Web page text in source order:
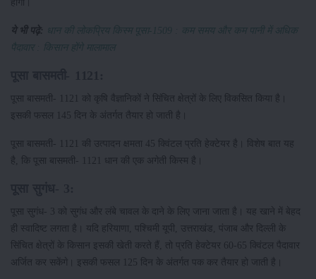
ये भी पढ़े:
धान की लोकप्रिय किस्म पूसा-1509 : कम समय और कम पानी में अधिक
पैदावार : किसान होंगे मालामाल
पूसा बासमती- 1121 को कृषि वैज्ञानिकों ने सिंचित क्षेत्रों के लिए विकसित किया है।
इसकी फसल 145 दिन के अंतर्गत तैयार हो जाती है।
पूसा बासमती- 1121 की उत्पादन क्षमता 45 क्विंटल प्रति हेक्टेयर है। विशेष बात यह
है, कि पूसा बासमती- 1121 धान की एक अगेती किस्म है।
पूसा सुगंध- 3 को सुगंध और लंबे चावल के दाने के लिए जाना जाता है। यह खाने में बेहद
ही स्वादिष्ट लगता है। यदि हरियाणा, पश्चिमी यूपी, उत्तराखंड, पंजाब और दिल्ली के
सिंचित क्षेत्रों के किसान इसकी खेती करते हैं, तो प्रति हेक्टेयर 60-65 क्विंटल पैदावार
अर्जित कर सकेंगे। इसकी फसल 125 दिन के अंतर्गत पक कर तैयार हो जाती है।